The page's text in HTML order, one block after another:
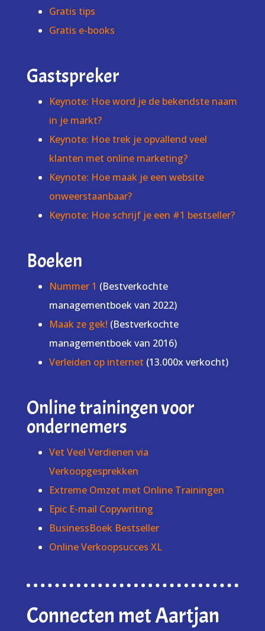
Gratis tips
Gratis e-books
Gastspreker
Keynote: Hoe word je de bekendste naam
in je markt?
Keynote: Hoe trek je opvallend veel
klanten met online marketing?
Keynote: Hoe maak je een website
onweerstaanbaar?
Keynote: Hoe schrijf je een #1 bestseller?
Boeken
Nummer 1 (Bestverkochte
managementboek van 2022)
Maak ze gek! (Bestverkochte
managementboek van 2016)
Verleiden op internet (13.000x verkocht)
Online trainingen voor
ondernemers
Vet Veel Verdienen via
Verkoopgesprekken
Extreme Omzet met Online Trainingen
Epic E-mail Copywriting
BusinessBoek Bestseller
Online Verkoopsucces XL
Connecten met Aartjan